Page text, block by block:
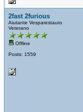
2fast 2furious
Aiutante Vesparestauro
Veterano
Offline
Posts: 1559